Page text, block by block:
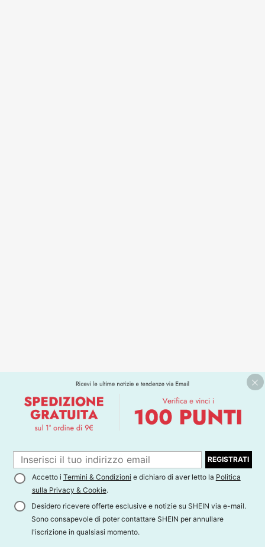
REGISTRATI
Accetto i Termini & Condizioni e dichiaro di aver letto la Politica
sulla Privacy & Cookie.
Desidero ricevere offerte esclusive e notizie su SHEIN via e-mail.
Sono consapevole di poter contattare SHEIN per annullare
l'iscrizione in qualsiasi momento.